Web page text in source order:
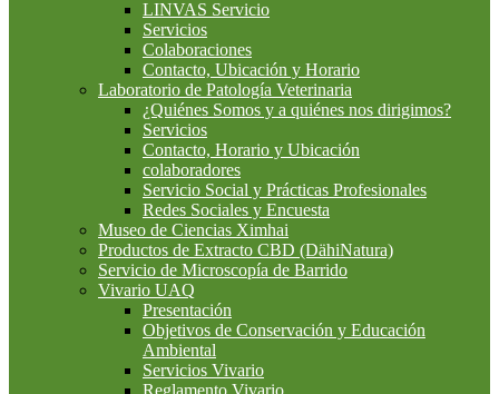
LINVAS Servicio
Servicios
Colaboraciones
Contacto, Ubicación y Horario
Laboratorio de Patología Veterinaria
¿Quiénes Somos y a quiénes nos dirigimos?
Servicios
Contacto, Horario y Ubicación
colaboradores
Servicio Social y Prácticas Profesionales
Redes Sociales y Encuesta
Museo de Ciencias Ximhai
Productos de Extracto CBD (DähiNatura)
Servicio de Microscopía de Barrido
Vivario UAQ
Presentación
Objetivos de Conservación y Educación
Ambiental
Servicios Vivario
Reglamento Vivario